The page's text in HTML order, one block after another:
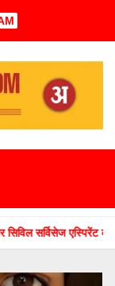
एस्पिरेंट को फूंका, जानें,